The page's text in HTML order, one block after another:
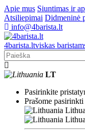
Apie mus Siuntimas ir
Atsiliepimai Didmeninė
info@4barista.lt
4barista.ltviskas
LT
Pasirinkite
Prašome pasirinkti